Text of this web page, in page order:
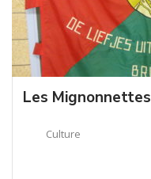
Les Mignonnettes
Culture